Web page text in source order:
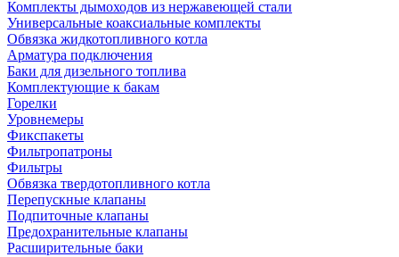
Комплекты дымоходов из нержавеющей стали
Универсальные коаксиальные комплекты
Обвязка жидкотопливного котла
Арматура подключения
Баки для дизельного топлива
Комплектующие к бакам
Горелки
Уровнемеры
Фикспакеты
Фильтропатроны
Фильтры
Обвязка твердотопливного котла
Перепускные клапаны
Подпиточные клапаны
Предохранительные клапаны
Расширительные баки